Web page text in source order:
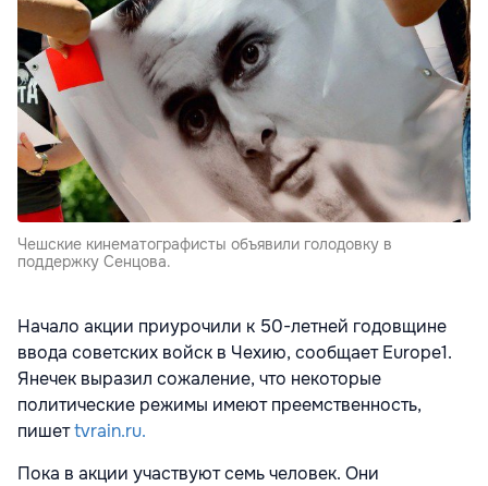
Чешские кинематографисты объявили голодовку в
поддержку Сенцова.
Начало акции приурочили к 50-летней годовщине
ввода советских войск в Чехию, сообщает Europe1.
Янечек выразил сожаление, что некоторые
политические режимы имеют преемственность,
пишетtvrain.ru.
Пока в акции участвуют семь человек. Они